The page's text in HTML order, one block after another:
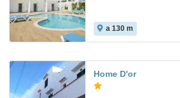
a 130 m
Home D'or